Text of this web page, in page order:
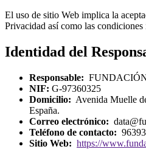
El uso de sitio Web implica la
Privacidad así como las condiciones
Identidad del
Responsable:
NIF: G-97360325
Domicilio: Avenida Muelle
España.
Correo electrónico:
Teléfono de contacto:
Sitio Web: https://